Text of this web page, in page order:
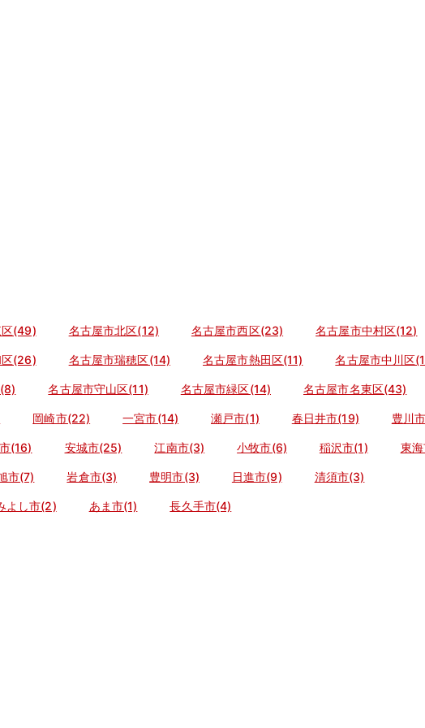
区(49) 名古屋市北区(12) 名古屋市西区(23) 名古屋市中村区(12)
区(26) 名古屋市瑞穂区(14) 名古屋市熱田区(11) 名古屋市中川区
名古屋市守山区(11) 名古屋市緑区(14) 名古屋市名東区(43)
岡崎市(22) 一宮市(14) 瀬戸市(1) 春日井市(19) 豊川
(16) 安城市(25) 江南市(3) 小牧市(6) 稲沢市(1) 東
市(7) 岩倉市(3) 豊明市(3) 日進市(9) 清須市(3)
よし市(2) あま市(1) 長久手市(4)